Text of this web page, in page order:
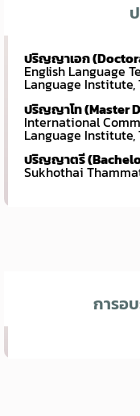
ปริญญาเอก
English Language
Language
ปริญญาโท (Master
International
Language
ปริญญาตรี
Sukhothai
การอ